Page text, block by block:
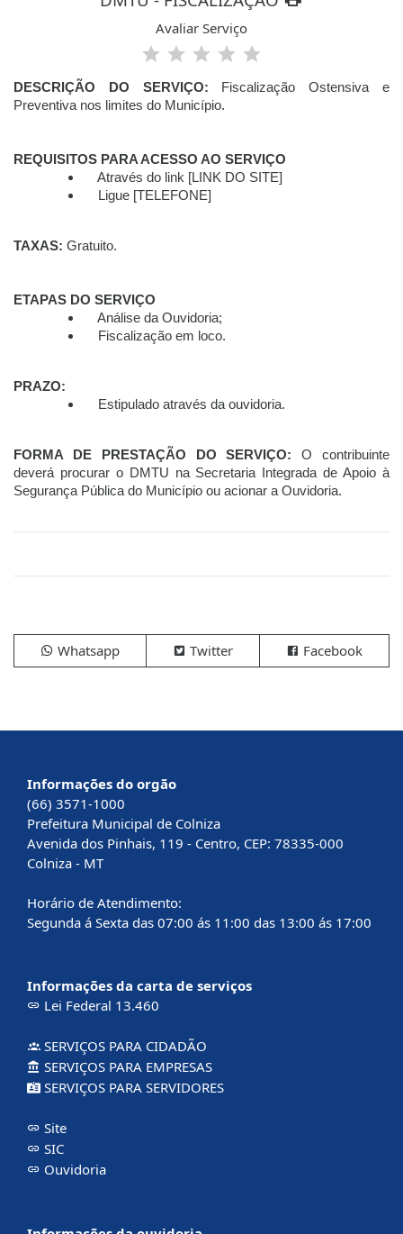
Avaliar Serviço
DESCRIÇÃO DO SERVIÇO: FiscalizaçãoOstensiva e
Preventiva nos limites do Município.
REQUISITOS PARA ACESSO AO SERVIÇO
Através do link [LINK DO SITE]
Ligue [TELEFONE]
TAXAS: Gratuito.
ETAPAS DO SERVIÇO
Análise da Ouvidoria;
Fiscalização em loco.
PRAZO:
Estipulado através da ouvidoria.
FORMA DE PRESTAÇÃO DO SERVIÇO:O contribuinte
deverá procurar o DMTU na Secretaria Integrada de Apoio à
Segurança Pública do Município ou acionar a Ouvidoria.
Whatsapp Twitter Facebook
Informações do orgão
(66) 3571-1000
Prefeitura Municipal de Colniza
Avenida dos Pinhais, 119 - Centro, CEP: 78335-000
Colniza - MT
Horário de Atendimento:
Segunda á Sexta das 07:00 ás 11:00 das 13:00 ás 17:00
Informações da carta de serviços
Lei Federal 13.460
SERVIÇOS PARA CIDADÃO
SERVIÇOS PARA EMPRESAS
SERVIÇOS PARA SERVIDORES
Site
SIC
Ouvidoria